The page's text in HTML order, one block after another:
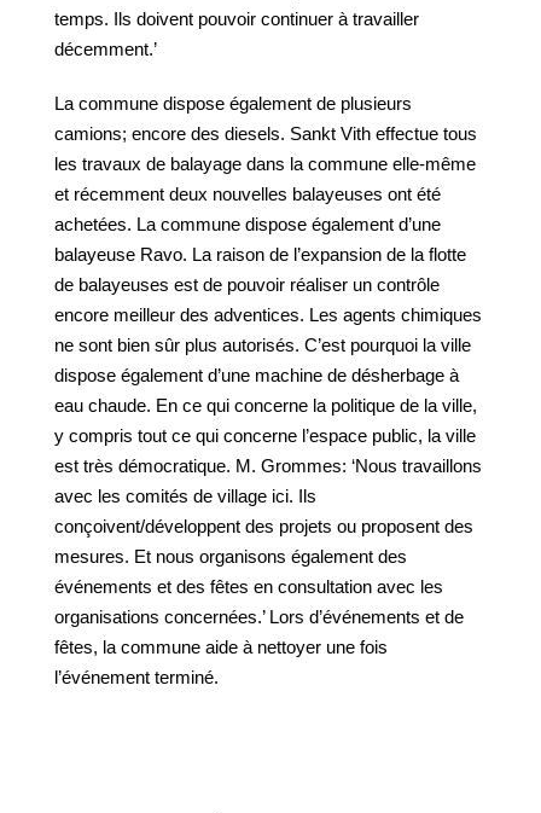
temps. Ils doivent pouvoir continuer à travailler
décemment.’
La commune dispose également de plusieurs
camions; encore des diesels. Sankt Vith effectue tous
les travaux de balayage dans la commune elle-même
et récemment deux nouvelles balayeuses ont été
achetées. La commune dispose également d’une
balayeuse Ravo. La raison de l’expansion de la flotte
de balayeuses est de pouvoir réaliser un contrôle
encore meilleur des adventices. Les agents chimiques
ne sont bien sûr plus autorisés. C’est pourquoi la ville
dispose également d’une machine de désherbage à
eau chaude. En ce qui concerne la politique de la ville,
y compris tout ce qui concerne l’espace public, la ville
est très démocratique. M. Grommes: ‘Nous travaillons
avec les comités de village ici. Ils
conçoivent/développent des projets ou proposent des
mesures. Et nous organisons également des
événements et des fêtes en consultation avec les
organisations concernées.’ Lors d’événements et de
fêtes, la commune aide à nettoyer une fois
l’événement terminé.